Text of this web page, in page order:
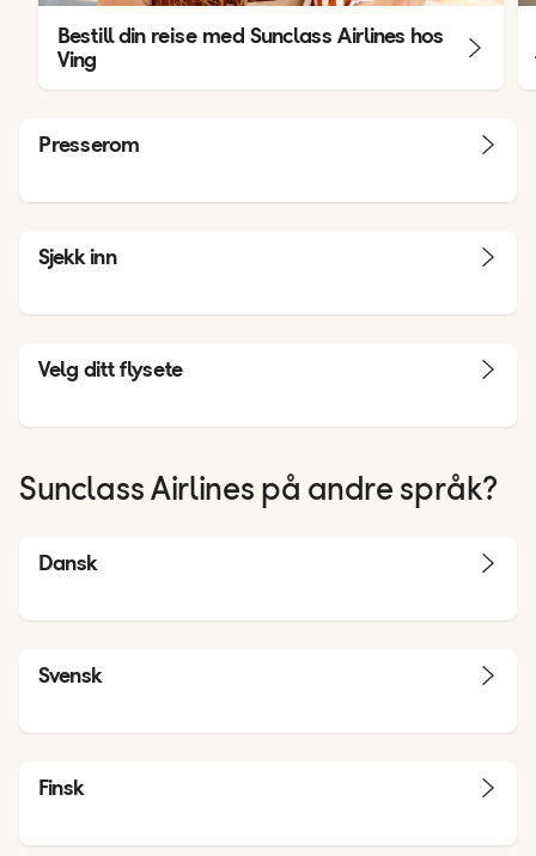
Bestill din reise med Sunclass Airlines hos
Ving
Presserom
Sjekk inn
Velg ditt flysete
Sunclass Airlines på andre språk?
Dansk
Svensk
Finsk